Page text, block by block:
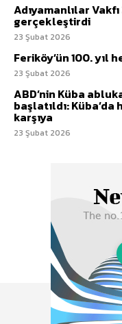
Adıyamanlılar
gerçekleştirdi
23 Şubat 2026
Feriköy’ün 100. yıl
23 Şubat 2026
ABD’nin Küba
başlatıldı:
karşıya
23 Şubat 2026